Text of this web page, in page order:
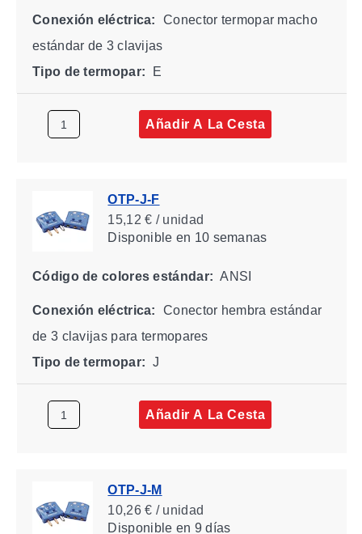
Conexión eléctrica:
Conector termopar macho
estándar de 3 clavijas
Tipo de termopar:
E
Añadir A La Cesta
OTP-J-F
15,12 € / unidad
Disponibleen 10 semanas
Código de colores estándar: ANSI
Conexión eléctrica:
Conector hembra estándar
de 3 clavijas para termopares
Tipo de termopar: J
Añadir A La Cesta
OTP-J-M
10,26 € / unidad
Disponibleen 9 días